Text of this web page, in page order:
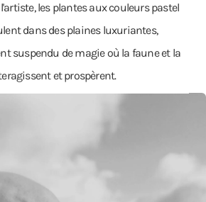
les plantes aux couleurs pastel
dans des plaines luxuriantes,
suspendu de magie où la faune et la
et prospèrent.